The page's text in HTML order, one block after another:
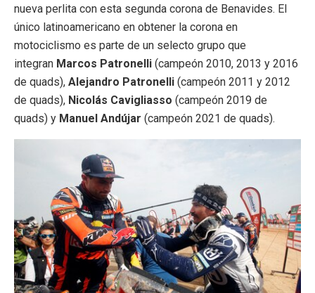
nueva perlita con esta segunda corona de Benavides. El
único latinoamericano en obtener la corona en
motociclismo es parte de un selecto grupo que
integran Marcos Patronelli (campeón 2010, 2013 y 2016
de quads), Alejandro Patronelli (campeón 2011 y 2012
de quads), Nicolás Cavigliasso (campeón 2019 de
quads) y Manuel Andújar (campeón 2021 de quads).